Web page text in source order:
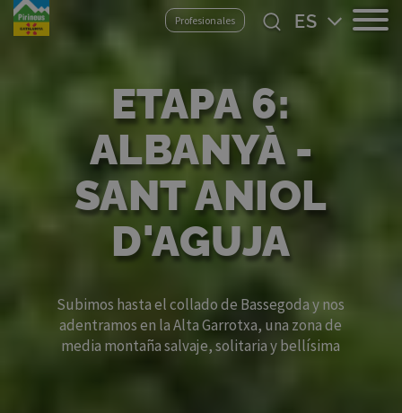
Pasar
Profesionales
Select
your
ETAPA 6:
ALBANYÀ -
SANT ANIOL
D'AGUJA
Subimos hasta el collado de Bassegoda y nos
adentramos en la Alta Garrotxa, una zona de
media montaña salvaje, solitaria y bellísima